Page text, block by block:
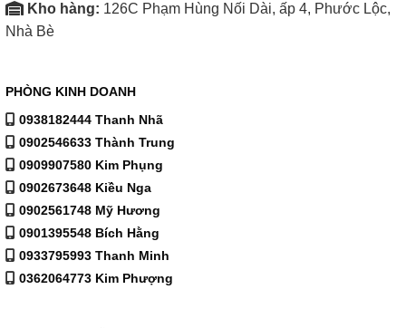
Kho hàng: 126C Phạm Hùng Nối Dài, ấp 4, Phước Lộc,
Nhà Bè
PHÒNG KINH DOANH
0938182444 Thanh Nhã
0902546633 Thành Trung
0909907580 Kim Phụng
0902673648 Kiều Nga
0902561748 Mỹ Hương
0901395548 Bích Hằng
0933795993 Thanh Minh
0362064773 Kim Phượng